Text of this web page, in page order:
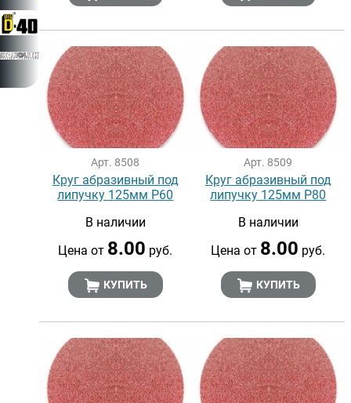
Арт. 8508
Круг абразивный под
липучку 125мм Р60
В наличии
Цена от 8.00 руб.
КУПИТЬ
Арт. 8509
Круг абразивный под
липучку 125мм Р80
В наличии
Цена от 8.00 руб.
КУПИТЬ